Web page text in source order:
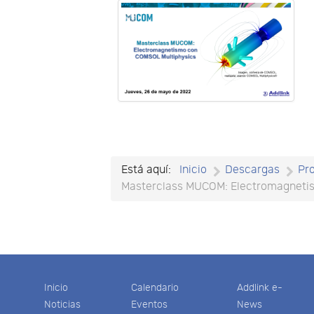
Está aquí: Inicio Descargas
Masterclass MUCOM:
Inicio
Noticias
Calendario
Eventos
Addlink e-
News